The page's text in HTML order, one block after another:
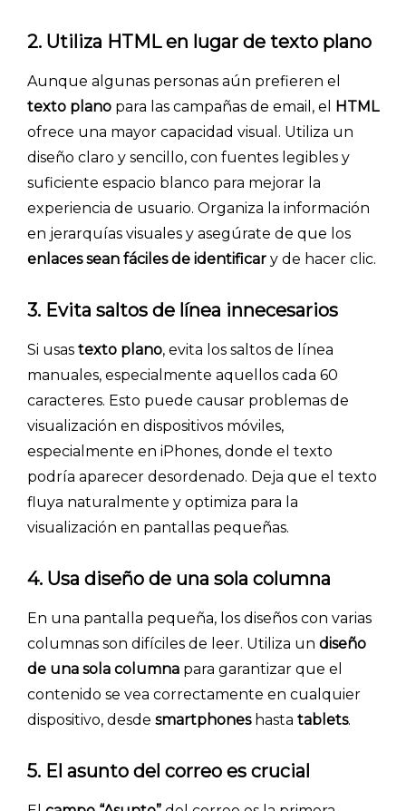
INICIO
PRECIOS
BLOG
ACCEDER →
2. Utiliza HTML en lugar de texto plano
Aunque algunas personas aún prefieren el
texto plano para las campañas de email, el
HTML
ofrece una mayor capacidad visual. Utiliza un
diseño claro y sencillo, con fuentes legibles y
suficiente espacio blanco para mejorar la
experiencia de usuario. Organiza la información
en jerarquías visuales y asegúrate de que los
enlaces sean fáciles de identificar y de hacer clic.
3. Evita saltos de línea innecesarios
Si usas texto plano, evita los saltos de línea
manuales, especialmente aquellos cada 60
caracteres. Esto puede causar problemas de
visualización en dispositivos móviles,
especialmente en iPhones, donde el texto
podría aparecer desordenado. Deja que el texto
fluya naturalmente y optimiza para la
visualización en pantallas pequeñas.
4. Usa diseño de una sola columna
En una pantalla pequeña, los diseños con varias
columnas son difíciles de leer. Utiliza un diseño
de una sola columna para garantizar que el
contenido se vea correctamente en cualquier
dispositivo, desde smartphoneshasta tablets.
5. El asunto del correo es crucial